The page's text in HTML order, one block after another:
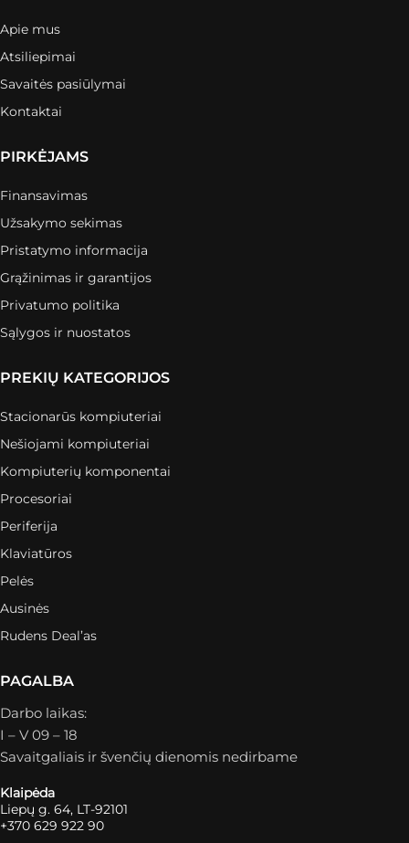
Apie mus
Atsiliepimai
Savaitės pasiūlymai
Kontaktai
PIRKĖJAMS
Finansavimas
Užsakymo sekimas
Pristatymo informacija
Grąžinimas ir garantijos
Privatumo politika
Sąlygos ir nuostatos
PREKIŲ KATEGORIJOS
Stacionarūs kompiuteriai
Nešiojami kompiuteriai
Kompiuterių komponentai
Procesoriai
Periferija
Klaviatūros
Pelės
Ausinės
Rudens Deal’as
PAGALBA
Darbo laikas:
I – V 09 – 18
Savaitgaliais ir švenčių dienomis nedirbame
Klaipėda
Liepų g. 64, LT-92101
+370 629 922 90